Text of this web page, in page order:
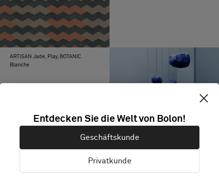
ARTISAN Jade, Play, BOTANIC
Blanche
Entdecken Sie die Welt von Bolon!
Geschäftskunde
Privatkunde